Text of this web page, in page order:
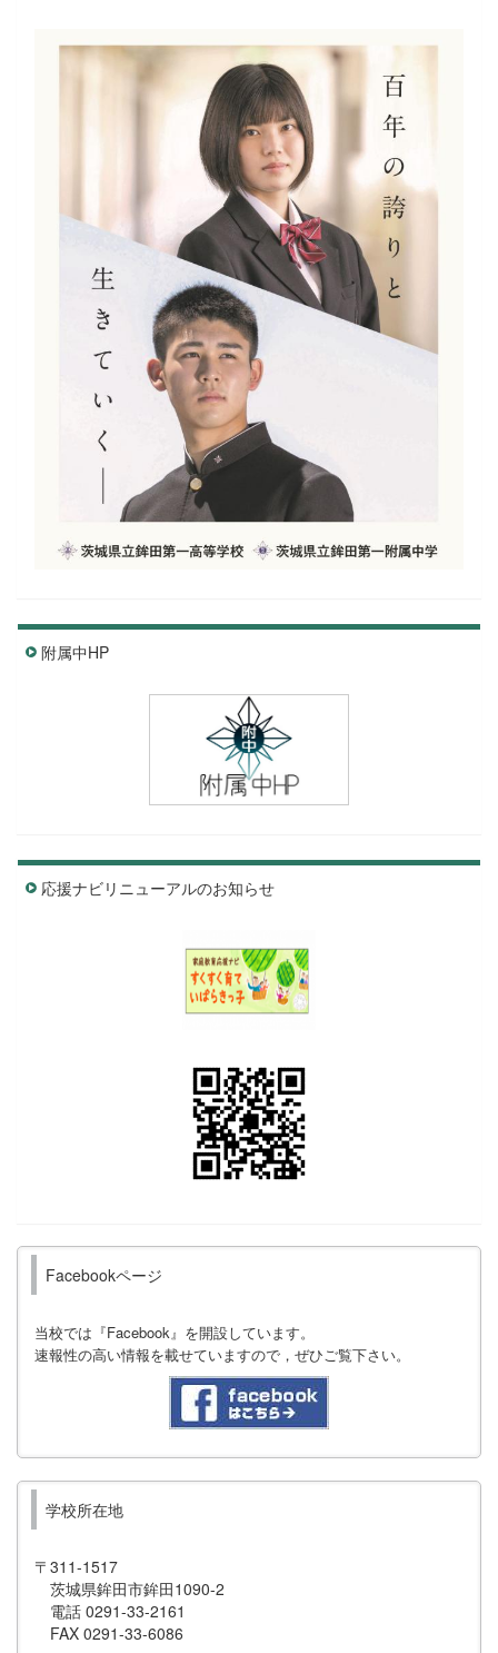
附属中HP
応援ナビリニューアルのお知らせ
Facebookページ
当校では『Facebook』を開設しています。
速報性の高い情報を載せていますので，ぜひご覧下さい。
学校所在地
〒311-1517
茨城県鉾田市鉾田1090-2
電話 0291-33-2161
FAX 0291-33-6086